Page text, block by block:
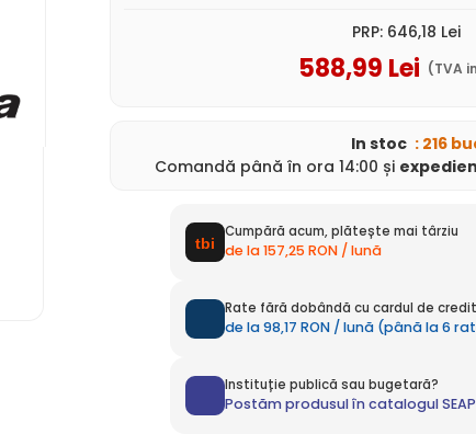
PRP: 646,18 Lei
588,99 Lei (TVA
In stoc : 216
Comandă până în ora 14:00 și
Cumpără acum, plătește mai târziu
de la 157,25 RON / lună
Rate fără dobândă cu cardul de credit
de la 98,17 RON / lună (până la 6
Instituție publică sau bugetară?
Postăm produsul în catalogul SEAP